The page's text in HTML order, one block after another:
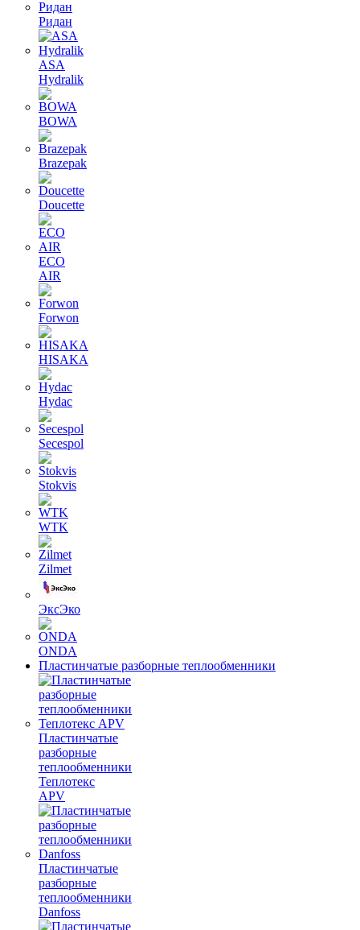
Ридан
ASA
Hydralik
BOWA
Brazepak
Doucette
ECO
AIR
Forwon
HISAKA
Hydac
Secespol
Stokvis
WTK
Zilmet
ЭксЭко
ONDA
Пластинчатые разборные теплообменники
Пластинчатые
разборные
теплообменники
Теплотекс
APV
Пластинчатые
разборные
теплообменники
Danfoss